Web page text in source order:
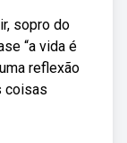
sopro do
“a vida é
reflexão
coisas